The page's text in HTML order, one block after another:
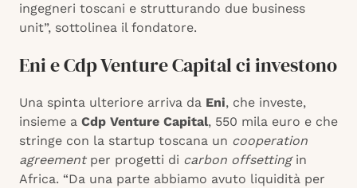
ingegneri toscani e strutturando due business
unit”, sottolinea il fondatore.
Eni e Cdp Venture Capital ci investono
Una spinta ulteriore arriva da Eni, che investe,
insieme a Cdp Venture Capital, 550 mila euro e che
stringe con la startup toscana un cooperation
agreementper progetti di carbon offsettingin
Africa. “Da una parte abbiamo avuto liquidità per